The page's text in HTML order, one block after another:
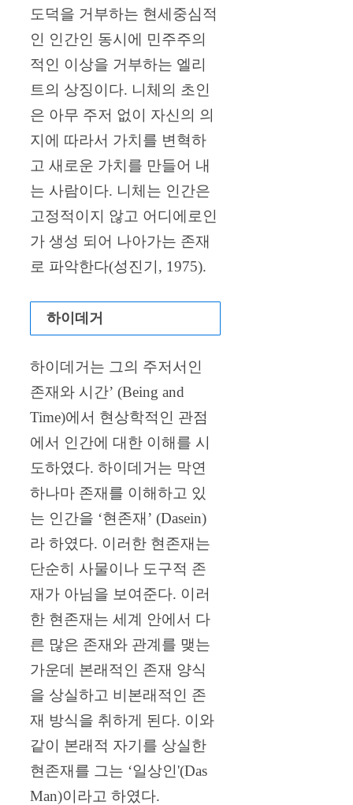
도덕을 거부하는 현세중심적
인 인간인 동시에 민주주의
적인 이상을 거부하는 엘리
트의 상징이다. 니체의 초인
은 아무 주저 없이 자신의 의
지에 따라서 가치를 변혁하
고 새로운 가치를 만들어 내
는 사람이다. 니체는 인간은
고정적이지 않고 어디에로인
가 생성 되어 나아가는 존재
로 파악한다(성진기, 1975).
하이데거
하이데거는 그의 주저서인
존재와 시간’ (Being and
Time)에서 현상학적인 관점
에서 인간에 대한 이해를 시
도하였다. 하이데거는 막연
하나마 존재를 이해하고 있
는 인간을 ‘현존재’ (Dasein)
라 하였다. 이러한 현존재는
단순히 사물이나 도구적 존
재가 아님을 보여준다. 이러
한 현존재는 세계 안에서 다
른 많은 존재와 관계를 맺는
가운데 본래적인 존재 양식
을 상실하고 비본래적인 존
재 방식을 취하게 된다. 이와
같이 본래적 자기를 상실한
현존재를 그는 ‘일상인'(Das
Man)이라고 하였다.